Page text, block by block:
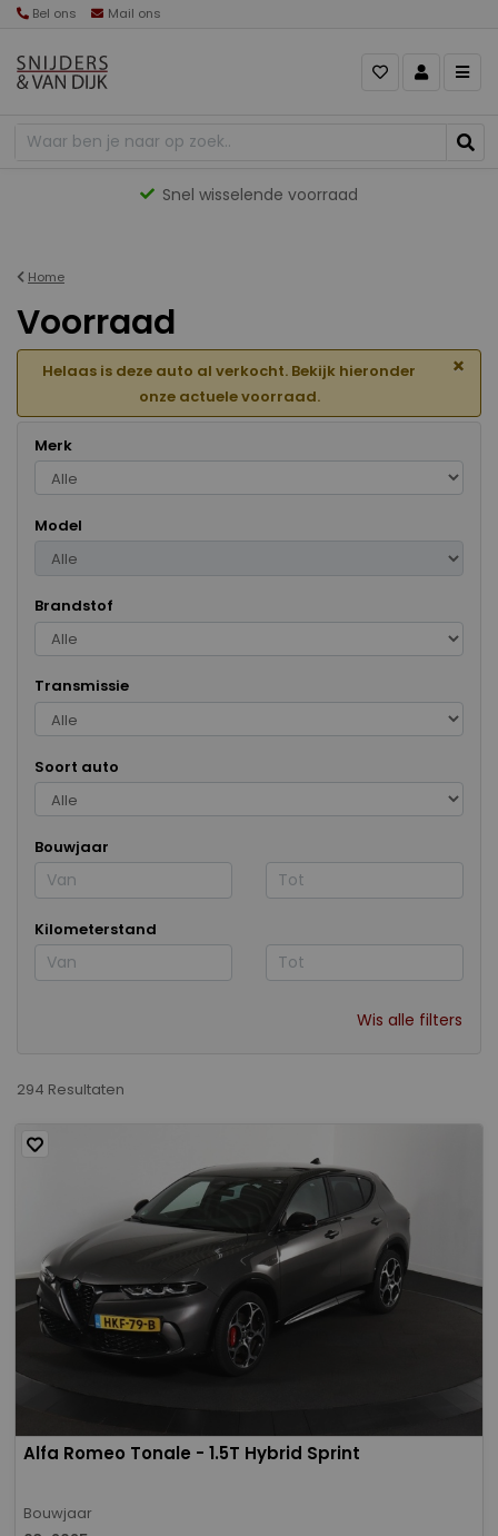
Bel ons Mail ons
Gevarieerd aanbod
Home
Voorraad
Helaas is deze auto al verkocht. Bekijk hieronder
onze actuele voorraad.
×
Merk
Model
Brandstof
Transmissie
Soort auto
Bouwjaar
Kilometerstand
Wis alle filters
294 Resultaten
Alfa Romeo Tonale - 1.5T Hybrid Sprint
Bouwjaar